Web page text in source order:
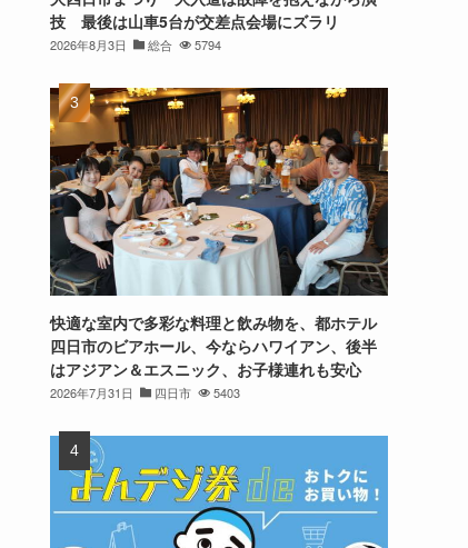
技 最後は山車5台が交差点会場にズラリ
2026年8月3日 総合 5794
快適な室内で多彩な料理と飲み物を、都ホテル
四日市のビアホール、今ならハワイアン、後半
はアジアン＆エスニック、お子様連れも安心
2026年7月31日 四日市 5403